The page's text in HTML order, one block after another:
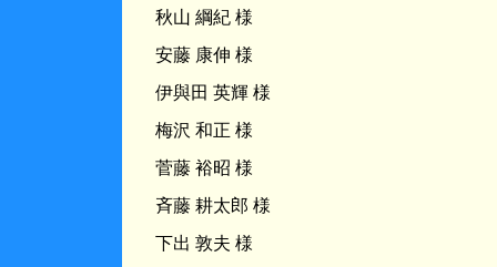
秋山 綱紀 様
安藤 康伸 様
伊與田 英輝 様
梅沢 和正 様
菅藤 裕昭 様
斉藤 耕太郎 様
下出 敦夫 様